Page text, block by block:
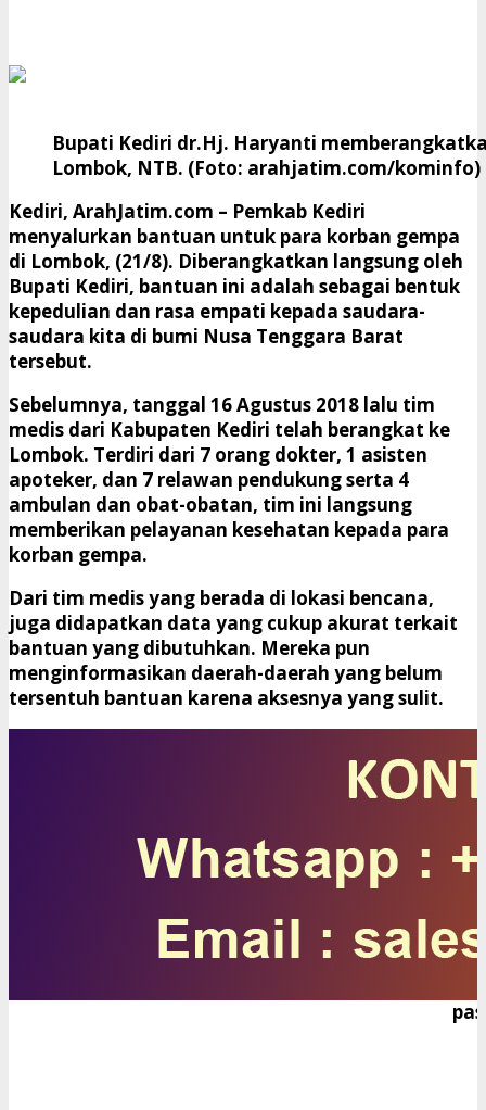
Bupati Kediri dr.Hj. Haryanti
Lombok, NTB. (Foto: arahjatim.com/kominfo)
Kediri, ArahJatim.com – Pemkab Kediri
menyalurkan bantuan untuk para korban gempa
di Lombok, (21/8). Diberangkatkan langsung oleh
Bupati Kediri, bantuan ini adalah sebagai bentuk
kepedulian dan rasa empati kepada saudara-
saudara kita di bumi Nusa Tenggara Barat
tersebut.
Sebelumnya, tanggal 16 Agustus 2018 lalu tim
medis dari Kabupaten Kediri telah berangkat ke
Lombok. Terdiri dari 7 orang dokter, 1 asisten
apoteker, dan 7 relawan pendukung serta 4
ambulan dan obat-obatan, tim ini langsung
memberikan pelayanan kesehatan kepada para
korban gempa.
Dari tim medis yang berada di lokasi bencana,
juga didapatkan data yang cukup akurat terkait
bantuan yang dibutuhkan. Mereka pun
menginformasikan daerah-daerah yang belum
tersentuh bantuan karena aksesnya yang sulit.